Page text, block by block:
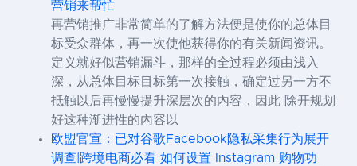
营销来帮忙
再营销推广非常简单的了解方法便是使你的总体目
标受众群体，再一次使他获得你的有关新闻资讯。
定义就好似营销漏斗，那样的全过程必须由浅入
深，从总体目标目标第一次接触，确定过另一方不
抵触以后再慢慢提升深层次的內容，因此 除开规划
好这种渐进性的內容以
欧盟官宣：已对谷歌Facebook隐私采集行为展开
调查|跨境电商必看 如何设置 Instagram 购物功